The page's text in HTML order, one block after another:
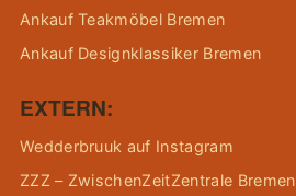
Ankauf Teakmöbel Bremen
Ankauf Designklassiker Bremen
EXTERN:
Wedderbruuk auf Instagram
ZZZ – ZwischenZeitZentrale Bremen